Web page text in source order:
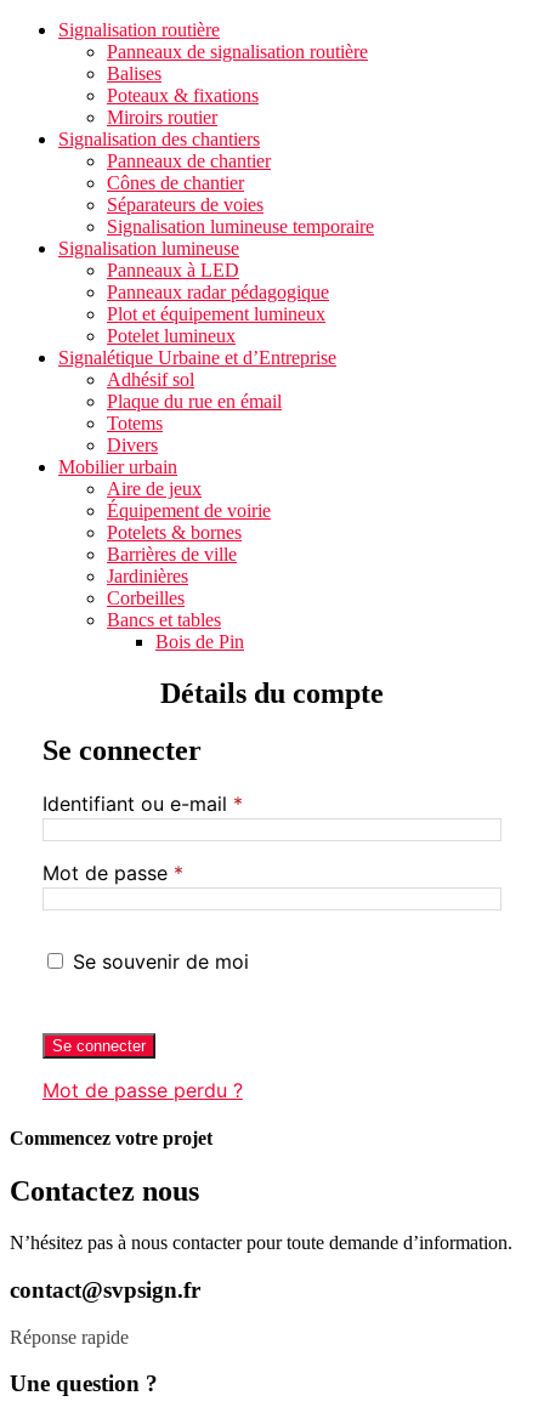
Signalisation routière
Panneaux de signalisation routière
Balises
Poteaux & fixations
Miroirs routier
Signalisation des chantiers
Panneaux de chantier
Cônes de chantier
Séparateurs de voies
Signalisation lumineuse temporaire
Signalisation lumineuse
Panneaux à LED
Panneaux radar pédagogique
Plot et équipement lumineux
Potelet lumineux
Signalétique Urbaine et d’Entreprise
Adhésif sol
Plaque du rue en émail
Totems
Divers
Mobilier urbain
Aire de jeux
Équipement de voirie
Potelets & bornes
Barrières de ville
Jardinières
Corbeilles
Bancs et tables
Bois de Pin
Détails du compte
Se connecter
Identifiant ou e-mail *
Mot de passe *
Se souvenir de moi
Se connecter
Mot de passe perdu ?
Commencez votre projet
Contactez nous
N’hésitez pas à nous contacter pour toute demande d’information.
contact@svpsign.fr
Réponse rapide
Une question ?